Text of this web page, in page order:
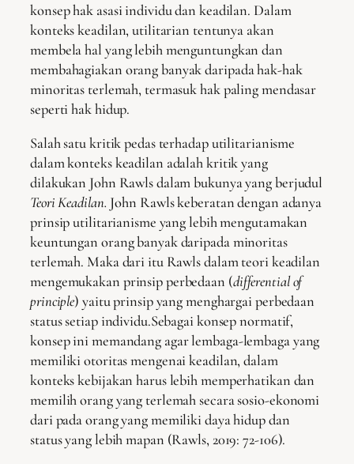
konsep hak asasi individu dan keadilan. Dalam
konteks keadilan, utilitarian tentunya akan
membela hal yang lebih menguntungkan dan
membahagiakan orang banyak daripada hak-hak
minoritas terlemah, termasuk hak paling mendasar
seperti hak hidup.
Salah satu kritik pedas terhadap utilitarianisme
dalam konteks keadilan adalah kritik yang
dilakukan John Rawls dalam bukunya yang berjudul
Teori Keadilan. John Rawls keberatan dengan adanya
prinsip utilitarianisme yang lebih mengutamakan
keuntungan orang banyak daripada minoritas
terlemah. Maka dari itu Rawls dalam teori keadilan
mengemukakan prinsip perbedaan (differential of
principle) yaitu prinsip yang menghargai perbedaan
status setiap individu.Sebagai konsep normatif,
konsep ini memandang agar lembaga-lembaga yang
memiliki otoritas mengenai keadilan, dalam
konteks kebijakan harus lebih memperhatikan dan
memilih orang yang terlemah secara sosio-ekonomi
dari pada orang yang memiliki daya hidup dan
status yang lebih mapan (Rawls, 2019: 72-106).